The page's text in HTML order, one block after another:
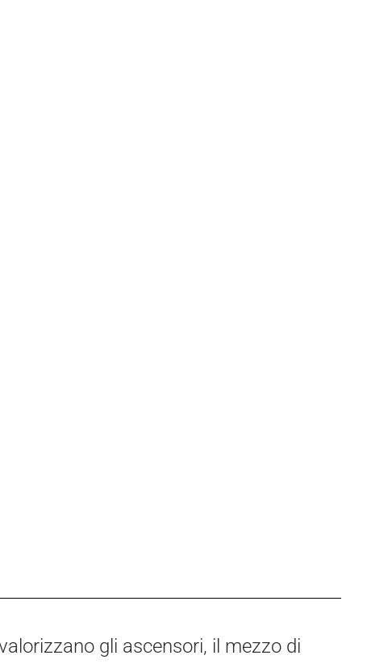
gli ascensori, il mezzo di